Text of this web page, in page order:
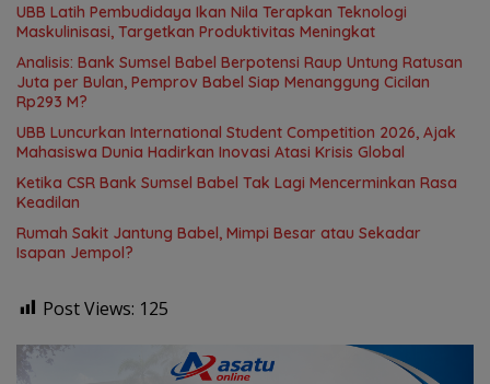
UBB Latih Pembudidaya Ikan Nila Terapkan Teknologi
Maskulinisasi, Targetkan Produktivitas Meningkat
Analisis: Bank Sumsel Babel Berpotensi Raup Untung Ratusan
Juta per Bulan, Pemprov Babel Siap Menanggung Cicilan
Rp293 M?
UBB Luncurkan International Student Competition 2026, Ajak
Mahasiswa Dunia Hadirkan Inovasi Atasi Krisis Global
Ketika CSR Bank Sumsel Babel Tak Lagi Mencerminkan Rasa
Keadilan
Rumah Sakit Jantung Babel, Mimpi Besar atau Sekadar
Isapan Jempol?
Post Views: 125